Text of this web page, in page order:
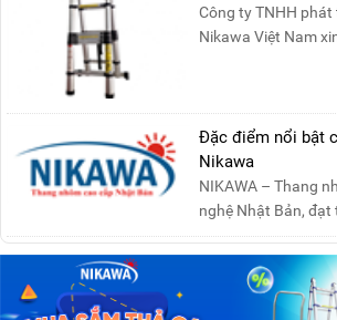
Công ty TNHH
Nikawa Việt Nam
Đặc điểm nổi bật
Nikawa
NIKAWA – Thang
nghệ Nhật Bản, đạt
đảm bảo sự an